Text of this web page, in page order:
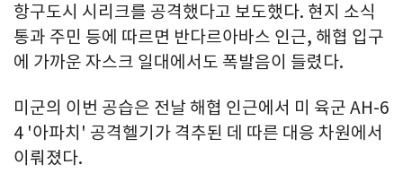
항구도시 시리크를 공격했다고 보도했다. 현지 소식
통과 주민 등에 따르면 반다르아바스 인근, 해협 입구
에 가까운 자스크 일대에서도 폭발음이 들렸다.
미군의 이번 공습은 전날 해협 인근에서 미 육군 AH-6
4 '아파치' 공격헬기가 격추된 데 따른 대응 차원에서
이뤄졌다.